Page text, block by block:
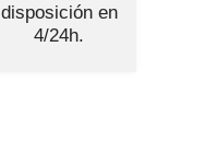
disposición en
4/24h.